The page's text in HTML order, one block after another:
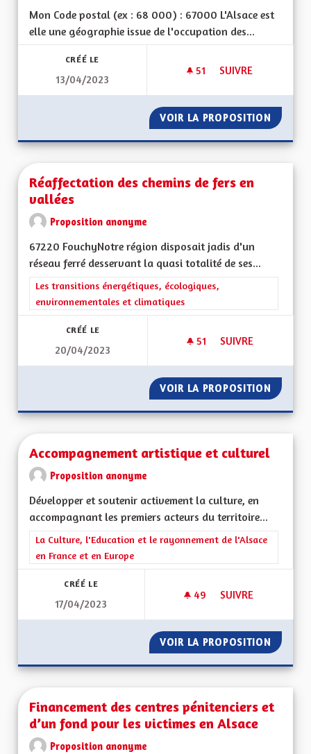
Mon Code postal (ex : 68 000) : 67000 L'Alsace est
elle une géographie issue de l'occupation des...
CRÉÉ LE
13/04/2023
51 51 ABONNÉS
SUIVRE
VOIR LA PROPOSITION
Réaffectation des chemins de fers en
vallées
Proposition anonyme
67220 FouchyNotre région disposait jadis d'un
réseau ferré desservant la quasi totalité de ses...
Filtrer les résultats de la catégorie : Les transitions
Les transitions énergétiques, écologiques,
environnementales et climatiques
CRÉÉ LE
20/04/2023
51 51 ABONNÉS
SUIVRE
VOIR LA PROPOSITION
Accompagnement artistique et culturel
Proposition anonyme
Développer et soutenir activement la culture, en
accompagnant les premiers acteurs du territoire...
Filtrer les résultats de la catégorie : La Culture, l'Education et
La Culture, l'Education et le rayonnement de l'Alsace
en France et en Europe
CRÉÉ LE
17/04/2023
49 49 ABONNÉS
SUIVRE
VOIR LA PROPOSITION
Financement des centres pénitenciers et
d’un fond pour les victimes en Alsace
Proposition anonyme